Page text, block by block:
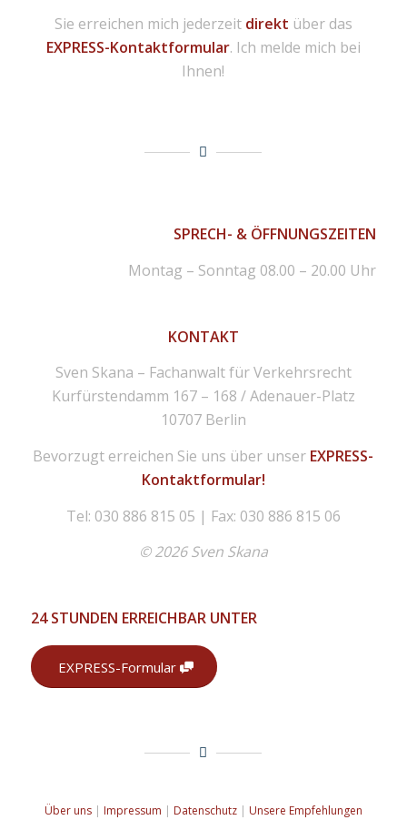
Sie erreichen mich jederzeit direkt über das
EXPRESS-Kontaktformular. Ich melde mich bei
Ihnen!
SPRECH- & ÖFFNUNGSZEITEN
Montag – Sonntag 08.00 – 20.00 Uhr
KONTAKT
Sven Skana – Fachanwalt für Verkehrsrecht
Kurfürstendamm 167 – 168 / Adenauer-Platz
10707 Berlin
Bevorzugt erreichen Sie uns über unser EXPRESS-
Kontaktformular!
Tel: 030 886 815 05 | Fax: 030 886 815 06
© 2026 Sven Skana
24 STUNDEN ERREICHBAR UNTER
EXPRESS-Formular
Über uns| Impressum | Datenschutz | Unsere Empfehlungen